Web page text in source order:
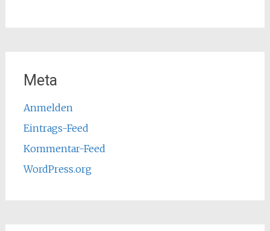
Meta
Anmelden
Eintrags-Feed
Kommentar-Feed
WordPress.org